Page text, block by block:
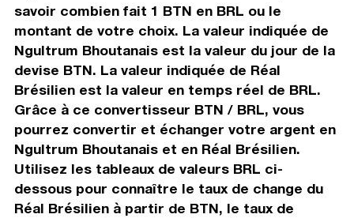
savoir combien fait 1 BTN en BRL ou le
montant de votre choix. La valeur indiquée de
Ngultrum Bhoutanais est la valeur du jour de la
devise BTN. La valeur indiquée de Réal
Brésilien est la valeur en temps réel de BRL.
Grâce à ce convertisseur BTN / BRL, vous
pourrez convertir et échanger votre argent en
Ngultrum Bhoutanais et en Réal Brésilien.
Utilisez les tableaux de valeurs BRL ci-
dessous pour connaître le taux de change du
Réal Brésilien à partir de BTN, le taux de